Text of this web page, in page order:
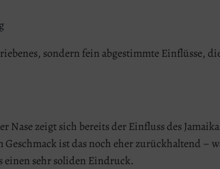
sondern fein abgestimmte Einflüsse,
Nase zeigt sich bereits der Einfluss des
ist das noch eher zurückhaltend –
einen sehr soliden Eindruck.